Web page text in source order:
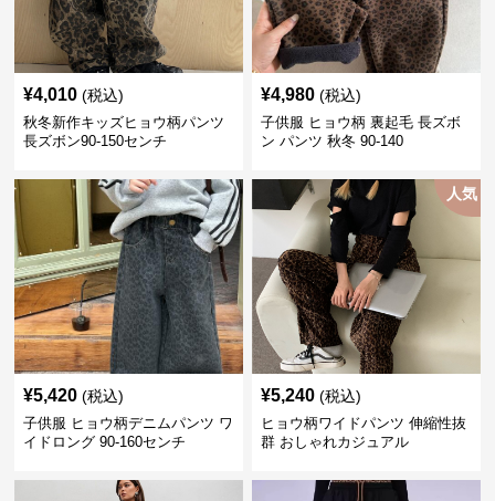
¥4,010 (税込)
秋冬新作キッズヒョウ柄パンツ
長ズボン90-150センチ
¥4,980 (税込)
子供服 ヒョウ柄 裏起毛 長ズボ
ン パンツ 秋冬 90-140
¥5,420 (税込)
子供服 ヒョウ柄デニムパンツ ワ
イドロング 90-160センチ
人気
¥5,240 (税込)
ヒョウ柄ワイドパンツ 伸縮性抜
群 おしゃれカジュアル